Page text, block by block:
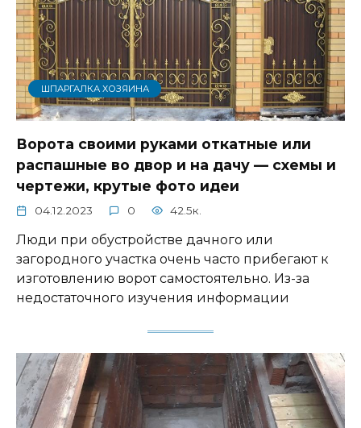
ШПАРГАЛКА ХОЗЯИНА
Ворота своими руками откатные или
распашные во двор и на дачу — схемы и
чертежи, крутые фото идеи
04.12.2023 0 42.5к.
Люди при обустройстве дачного или
загородного участка очень часто прибегают к
изготовлению ворот самостоятельно. Из-за
недостаточного изучения информации